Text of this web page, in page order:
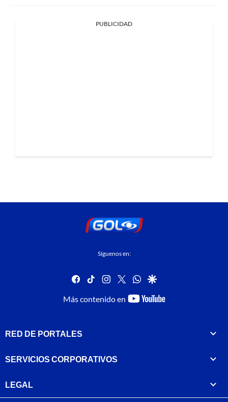
PUBLICIDAD
Síguenos en:
facebook
tiktok instagram
twitterwhatsapp
google
Más contenido en
youtube-
RED DE PORTALES
SERVICIOS CORPORATIVOS
LEGAL